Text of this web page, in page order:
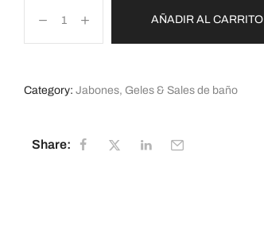
AÑADIR AL CARRITO
Category: Jabones, Geles & Sales de baño
Share: